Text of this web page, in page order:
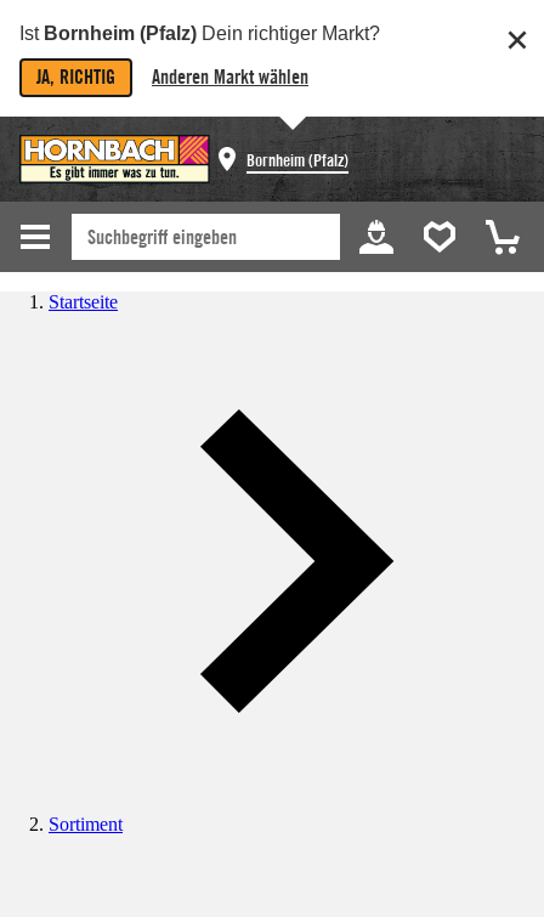
Ist Bornheim (Pfalz) Dein richtiger Markt?
JA, RICHTIG Anderen Markt wählen
Bornheim (Pfalz)
Startseite
Sortiment